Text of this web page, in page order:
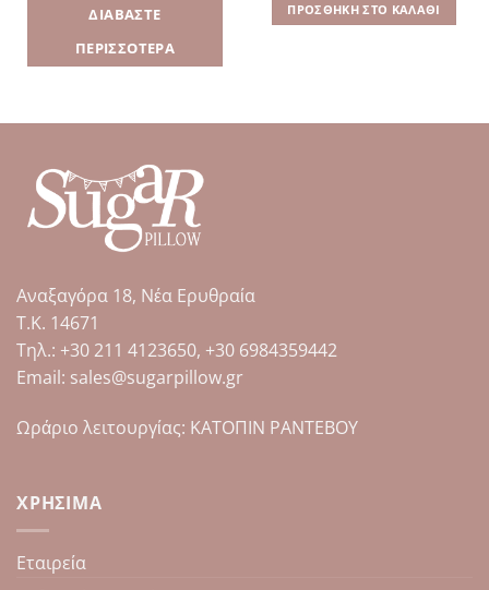
ΔΙΑΒΆΣΤΕ
ΠΕΡΙΣΣΌΤΕΡΑ
ΠΡΟΣΘΉΚΗ ΣΤΟ ΚΑΛΆΘΙ
Αναξαγόρα 18, Νέα Ερυθραία
Τ.Κ. 14671
Tηλ.: +30 211 4123650, +30 6984359442
Email: sales@sugarpillow.gr
Ωράριο λειτουργίας: ΚΑΤΟΠΙΝ ΡΑΝΤΕΒΟΥ
ΧΡΉΣΙΜΑ
Εταιρεία